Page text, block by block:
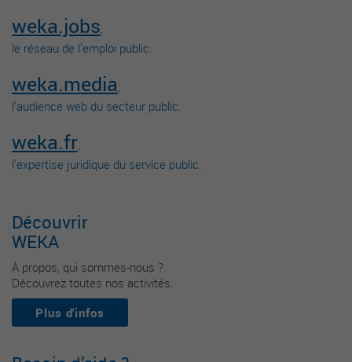
weka.jobs,
le réseau de l’emploi public.
weka.media,
l’audience web du secteur public.
weka.fr,
l’expertise juridique du service public.
Découvrir
WEKA
À propos, qui sommes-nous ?
Découvrez toutes nos activités.
Plus d'infos